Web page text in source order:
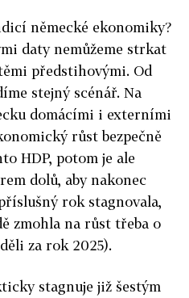
německé ekonomiky?
daty nemůžeme strkat
předstihovými. Od
stejný scénář. Na
domácími i externími
růst bezpečně
HDP, potom je ale
dolů, aby nakonec
rok stagnovala,
zmohla na růst třeba o
za rok 2025).
stagnuje již šestým